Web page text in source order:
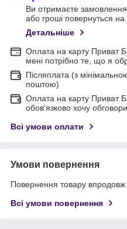
Ви отримаєте замовлення
або гроші повернуться на
Детальніше
Оплата на карту Приват
мені потрібно те, що я
Післяплата (з
поштою)
Оплата на карту Приват
обов'язково хочу
Всі умови оплати
Умови повернення
Повернення товару впродовж
Всі умови повернення